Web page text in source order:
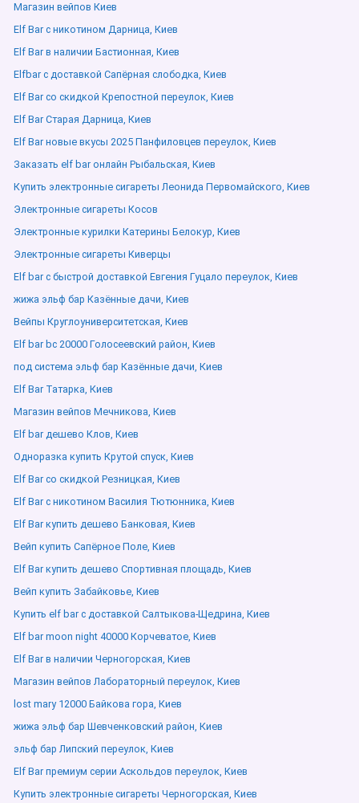
Магазин вейпов Киев
Elf Bar с никотином Дарница, Киев
Elf Bar в наличии Бастионная, Киев
Elfbar с доставкой Сапёрная слободка, Киев
Elf Bar со скидкой Крепостной переулок, Киев
Elf Bar Старая Дарница, Киев
Elf Bar новые вкусы 2025 Панфиловцев переулок, Киев
Заказать elf bar онлайн Рыбальская, Киев
Купить электронные сигареты Леонида Первомайского, Киев
Электронные сигареты Косов
Электронные курилки Катерины Белокур, Киев
Электронные сигареты Киверцы
Elf bar с быстрой доставкой Евгения Гуцало переулок, Киев
жижа эльф бар Казённые дачи, Киев
Вейпы Круглоуниверситетская, Киев
Elf bar bc 20000 Голосеевский район, Киев
под система эльф бар Казённые дачи, Киев
Elf Bar Татарка, Киев
Магазин вейпов Мечникова, Киев
Elf bar дешево Клов, Киев
Одноразка купить Крутой спуск, Киев
Elf Bar со скидкой Резницкая, Киев
Elf Bar с никотином Василия Тютюнника, Киев
Elf Bar купить дешево Банковая, Киев
Вейп купить Сапёрное Поле, Киев
Elf Bar купить дешево Спортивная площадь, Киев
Вейп купить Забайковье, Киев
Купить elf bar с доставкой Салтыкова-Щедрина, Киев
Elf bar moon night 40000 Корчеватое, Киев
Elf Bar в наличии Черногорская, Киев
Магазин вейпов Лабораторный переулок, Киев
lost mary 12000 Байкова гора, Киев
жижа эльф бар Шевченковский район, Киев
эльф бар Липский переулок, Киев
Elf Bar премиум серии Аскольдов переулок, Киев
Купить электронные сигареты Черногорская, Киев